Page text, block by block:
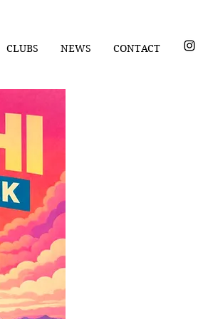
CLUBS NEWS CONTACT